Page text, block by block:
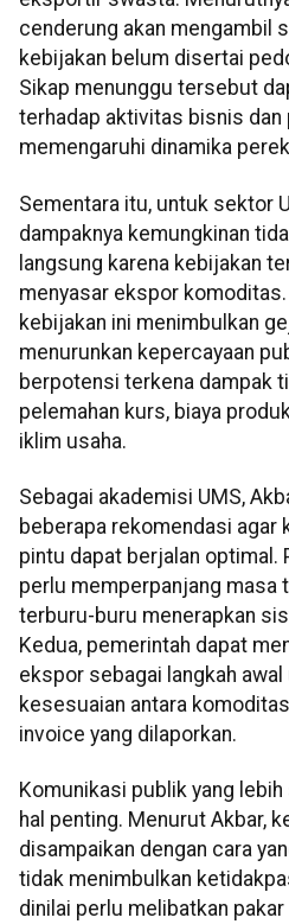
cenderung akan mengambil
kebijakan belum disertai
Sikap menunggu tersebut
terhadap aktivitas bisnis dan
memengaruhi dinamika
Sementara itu, untuk sektor
dampaknya kemungkinan
langsung karena kebijakan
menyasar ekspor komoditas.
kebijakan ini menimbulkan
menurunkan kepercayaan
berpotensi terkena dampak
pelemahan kurs, biaya
iklim usaha.
Sebagai akademisi UMS,
beberapa rekomendasi agar
pintu dapat berjalan optimal.
perlu memperpanjang masa
terburu-buru menerapkan
Kedua, pemerintah dapat
ekspor sebagai langkah
kesesuaian antara
invoice yang dilaporkan.
Komunikasi publik yang
hal penting. Menurut Akbar,
disampaikan dengan cara
tidak menimbulkan
dinilai perlu melibatkan